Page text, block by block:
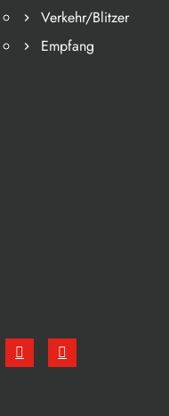
Verkehr/Blitzer
Empfang